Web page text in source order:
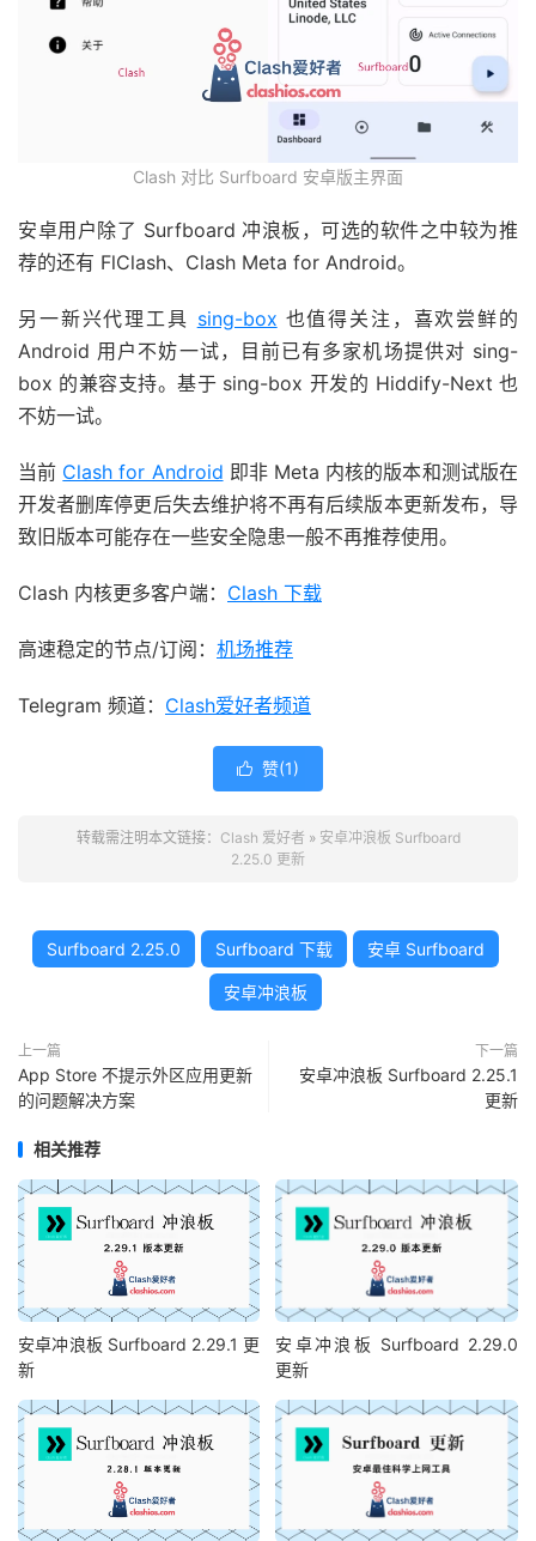
Clash 对比 Surfboard 安卓版主界面
安卓用户除了 Surfboard 冲浪板，可选的软件之中较为推
荐的还有 FlClash、Clash Meta for Android。
另一新兴代理工具 sing-box 也值得关注，喜欢尝鲜的
Android 用户不妨一试，目前已有多家机场提供对 sing-
box 的兼容支持。基于 sing-box 开发的 Hiddify-Next 也
不妨一试。
当前 Clash for Android 即非 Meta 内核的版本和测试版在
开发者删库停更后失去维护将不再有后续版本更新发布，导
致旧版本可能存在一些安全隐患一般不再推荐使用。
Clash 内核更多客户端： Clash 下载
高速稳定的节点/订阅： 机场推荐
Telegram 频道： Clash爱好者频道
 赞(1)
转载需注明本文链接： Clash 爱好者 » 安卓冲浪板 Surfboard
2.25.0 更新
Surfboard 2.25.0 Surfboard 下载 安卓 Surfboard
安卓冲浪板
上一篇
App Store 不提示外区应用更新
的问题解决方案
下一篇
安卓冲浪板 Surfboard 2.25.1
更新
相关推荐
安卓冲浪板 Surfboard 2.29.1 更
新
安卓冲浪板 Surfboard 2.29.0
更新